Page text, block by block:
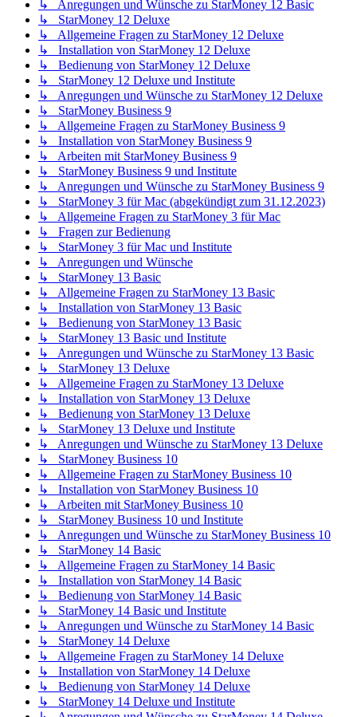
↳ Anregungen und Wünsche zu StarMoney 12 Basic
↳ StarMoney 12 Deluxe
↳ Allgemeine Fragen zu StarMoney 12 Deluxe
↳ Installation von StarMoney 12 Deluxe
↳ Bedienung von StarMoney 12 Deluxe
↳ StarMoney 12 Deluxe und Institute
↳ Anregungen und Wünsche zu StarMoney 12 Deluxe
↳ StarMoney Business 9
↳ Allgemeine Fragen zu StarMoney Business 9
↳ Installation von StarMoney Business 9
↳ Arbeiten mit StarMoney Business 9
↳ StarMoney Business 9 und Institute
↳ Anregungen und Wünsche zu StarMoney Business 9
↳ StarMoney 3 für Mac (abgekündigt zum 31.12.2023)
↳ Allgemeine Fragen zu StarMoney 3 für Mac
↳ Fragen zur Bedienung
↳ StarMoney 3 für Mac und Institute
↳ Anregungen und Wünsche
↳ StarMoney 13 Basic
↳ Allgemeine Fragen zu StarMoney 13 Basic
↳ Installation von StarMoney 13 Basic
↳ Bedienung von StarMoney 13 Basic
↳ StarMoney 13 Basic und Institute
↳ Anregungen und Wünsche zu StarMoney 13 Basic
↳ StarMoney 13 Deluxe
↳ Allgemeine Fragen zu StarMoney 13 Deluxe
↳ Installation von StarMoney 13 Deluxe
↳ Bedienung von StarMoney 13 Deluxe
↳ StarMoney 13 Deluxe und Institute
↳ Anregungen und Wünsche zu StarMoney 13 Deluxe
↳ StarMoney Business 10
↳ Allgemeine Fragen zu StarMoney Business 10
↳ Installation von StarMoney Business 10
↳ Arbeiten mit StarMoney Business 10
↳ StarMoney Business 10 und Institute
↳ Anregungen und Wünsche zu StarMoney Business 10
↳ StarMoney 14 Basic
↳ Allgemeine Fragen zu StarMoney 14 Basic
↳ Installation von StarMoney 14 Basic
↳ Bedienung von StarMoney 14 Basic
↳ StarMoney 14 Basic und Institute
↳ Anregungen und Wünsche zu StarMoney 14 Basic
↳ StarMoney 14 Deluxe
↳ Allgemeine Fragen zu StarMoney 14 Deluxe
↳ Installation von StarMoney 14 Deluxe
↳ Bedienung von StarMoney 14 Deluxe
↳ StarMoney 14 Deluxe und Institute